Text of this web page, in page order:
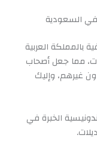
السعودية
بالمملكة العربية
مما جعل أصحاب
غيرهم، وإليك
الخبرة في